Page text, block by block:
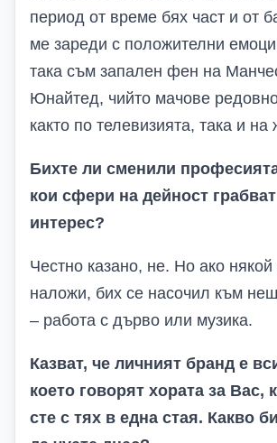
период от време бях част и от
ме зареди с положителни
така съм запален фен на
Юнайтед, чийто мачове
както по телевизията, така и на
Бихте ли сменили
кои сфери на дейност
интерес?
Честно казано, не. Но ако
наложи, бих се насочил към
– работа с дърво или музика.
Казват, че личният бранд е
което говорят хората за Вас,
сте с тях в една стая. Какво